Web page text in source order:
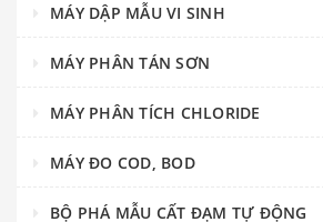
MÁY DẬP MẪU VI SINH
MÁY PHÂN TÁN SƠN
MÁY PHÂN TÍCH CHLORIDE
MÁY ĐO COD, BOD
BỘ PHÁ MẪU CẤT ĐẠM TỰ ĐỘNG